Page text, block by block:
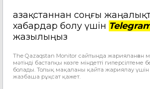
Қазақстаннан соңғы
хабардар болу үшін
жазылыңыз
The Qazaqstan Monitor сайтында жарияланған
мәтінді бастапқы көзге міндетті гиперсілтеме
болады. Толық мақаланы қайта жариялау
жазбаша рұқсат қажет.